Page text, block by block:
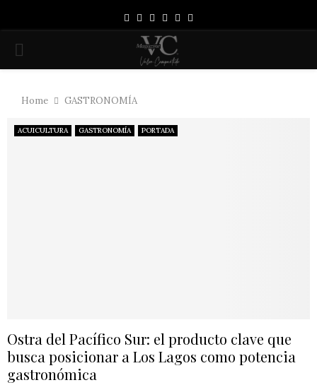
Facebook
Instagram
Linkedin
Youtube
Spotify
PRIMARY
Home GASTRONOMÍA
ACUICULTURA GASTRONOMÍA PORTADA
Ostra del Pacífico Sur: el producto clave que
busca posicionar a Los Lagos como potencia
gastronómica